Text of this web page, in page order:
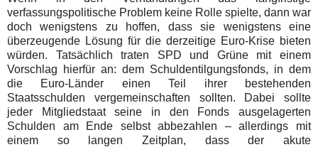
verfassungspolitische Problem keine Rolle spielte, dann war
doch wenigstens zu hoffen, dass sie wenigstens eine
überzeugende Lösung für die derzeitige Euro-Krise bieten
würden. Tatsächlich traten SPD und Grüne mit einem
Vorschlag hierfür an: dem Schuldentilgungsfonds, in dem
die Euro-Länder einen Teil ihrer bestehenden
Staatsschulden vergemeinschaften sollten. Dabei sollte
jeder Mitgliedstaat seine in den Fonds ausgelagerten
Schulden am Ende selbst abbezahlen – allerdings mit
einem so langen Zeitplan, dass der akute